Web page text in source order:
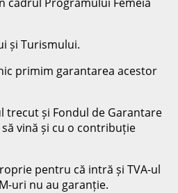
și Turismului.
primim garantarea acestor
trecut și Fondul de Garantare
vină și cu o contribuție
pentru că intră și TVA-ul
uri nu au garanție.